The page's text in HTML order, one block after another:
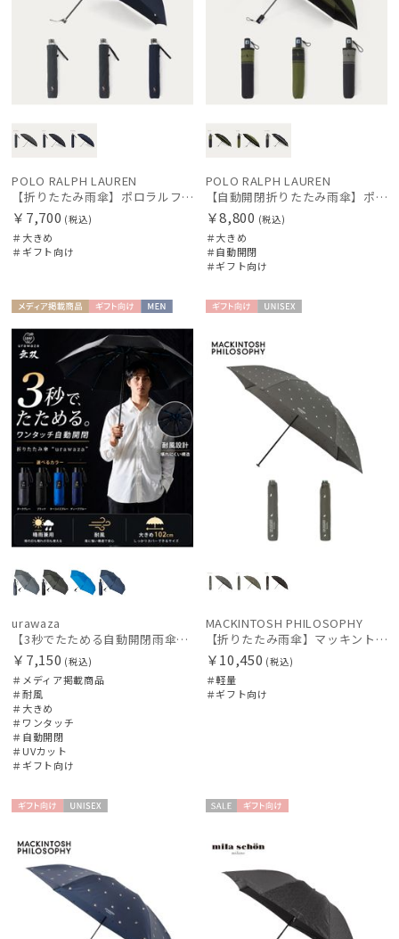
POLO RALPH LAUREN
【折りたたみ雨傘】ポロラルフ ローレン (POLO RALPH LAUREN) ストライプ 大きめ70cm
￥7,700 (税込)
＃大きめ
＃ギフト向け
POLO RALPH LAUREN
【自動開閉折りたたみ雨傘】ポロラルフ ローレン (POLO RALPH LAUREN) ストライプ 大きめ60cm ワンタッチ開閉
￥8,800 (税込)
＃大きめ
＃自動開閉
＃ギフト向け
載商品
向け
urawaza
【3秒でたためる自動開閉雨傘】urawaza 無双（ウラワザ）Auto58 ワンタッチ開閉 大きめ 耐風
￥7,150 (税込)
＃メディア掲載商品
＃耐風
＃大きめ
＃ワンタッチ
＃自動開閉
＃UVカット
＃ギフト向け
向け
X
MACKINTOSH PHILOSOPHY
【折りたたみ雨傘】マッキントッシュ フィロソフィー（MACKINTOSH PHILOSOPHY）バーブレラ ランニングテリア
￥10,450 (税込)
＃軽量
＃ギフト向け
向け
X
向け